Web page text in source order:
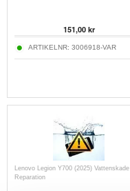
151,00kr
ARTIKELNR: 3006918-VAR
Lenovo Legion Y700 (2025) Vattenskade
Reparation